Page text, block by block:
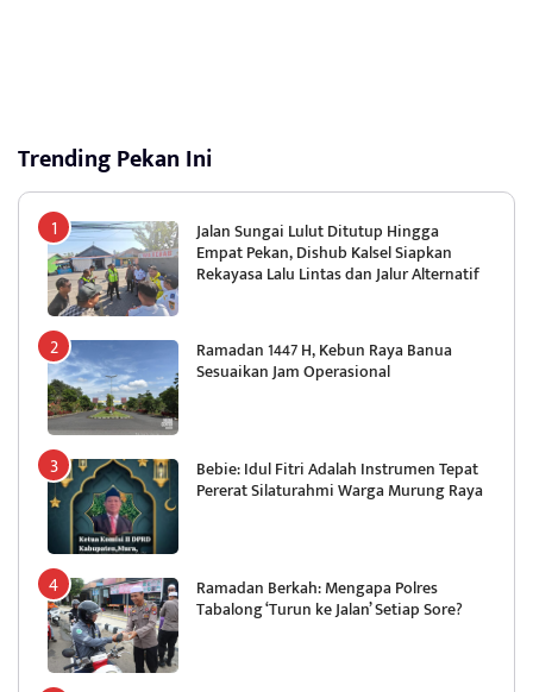
Trending Pekan Ini
Jalan Sungai Lulut Ditutup Hingga
Empat Pekan, Dishub Kalsel Siapkan
Rekayasa Lalu Lintas dan Jalur Alternatif
Ramadan 1447 H, Kebun Raya Banua
Sesuaikan Jam Operasional
Bebie: Idul Fitri Adalah Instrumen Tepat
Pererat Silaturahmi Warga Murung Raya
Ramadan Berkah: Mengapa Polres
Tabalong ‘Turun ke Jalan’ Setiap Sore?